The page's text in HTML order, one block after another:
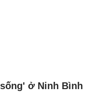
ở Ninh Bình